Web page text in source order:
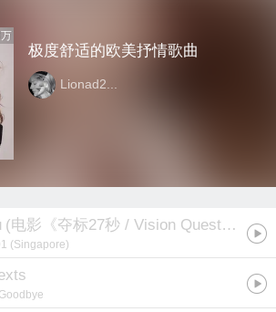
极度舒适的欧美抒情歌曲
Lionad2...
(电影《夺标27秒 / Vision Quest》插曲
(Singapore)